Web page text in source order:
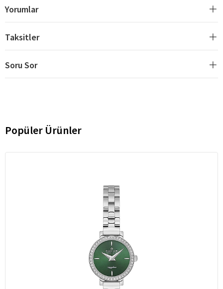
Yorumlar
Taksitler
Soru Sor
Popüler Ürünler